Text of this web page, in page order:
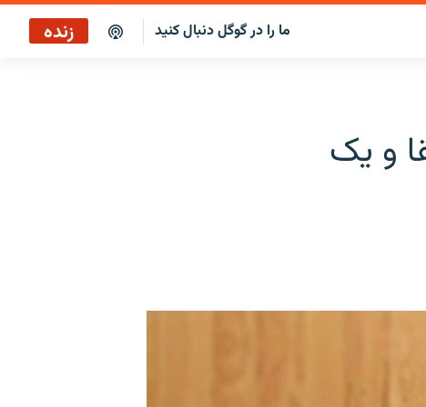
ما را در گوگل دنبال کنید زنده
و یک